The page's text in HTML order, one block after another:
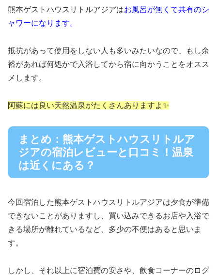
熊本ゲストハウスリトルアジアはお風呂が無くて共有のシ
ャワーになります。
抵抗があって使用をしない人も多いみたいなので、もし余
裕があれば何処かで入浴してから宿に向かうことをオスス
メします。
阿蘇には良い天然温泉がたくさんありますよ✨
まとめ：熊本ゲストハウスリトルア
ジアの宿泊レビューと口コミ！温泉
は近くにある？
今回宿泊した熊本ゲストハウスリトルアジアは夕食が準備
できないことがありますし、買い込みできるお店や入浴で
きる場所が離れているなど、多少の不便はあると思いま
す。
しかし、それ以上に宿泊費の安さや、飲食コーナーのログ